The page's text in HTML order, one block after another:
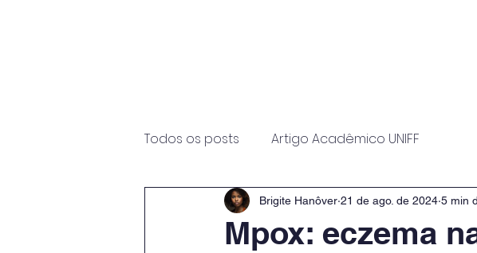
Todos os posts Artigo Acadêmico UNIFF
Mpox: eczema
Brigite Hanôver 21 de ago. de 2024 5 min